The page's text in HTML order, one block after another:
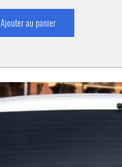
Ajouter au panier